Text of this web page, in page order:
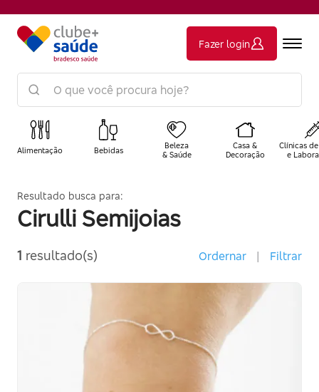
Fazer login
Alimentação Bebidas
Beleza
& Saúde
Casa &
Decoração
Clínicas
e
Resultado busca para:
Cirulli Semijoias
1 resultado(s) Ordernar | Filtrar